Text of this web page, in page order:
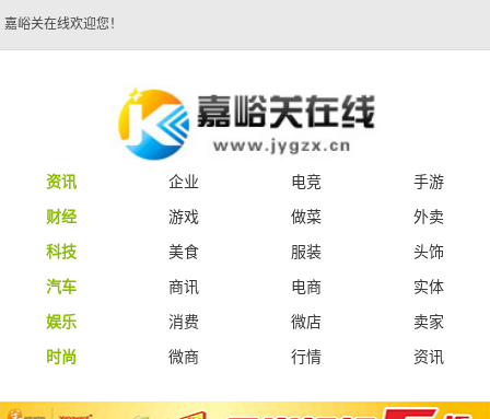
嘉峪关在线欢迎您！
资讯 企业 电竞
手游
财经
游戏 做菜
外卖
科技
美食 服装
头饰
汽车
商讯 电商
实体
娱乐
消费 微店
卖家
时尚
微商 行情 资讯